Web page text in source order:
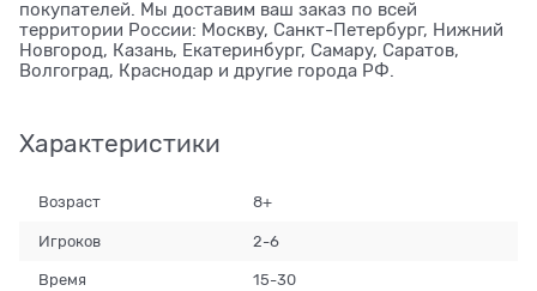
покупателей. Мы доставим ваш заказ по всей
территории России: Москву, Санкт-Петербург, Нижний
Новгород, Казань, Екатеринбург, Самару, Саратов,
Волгоград, Краснодар и другие города РФ.
Характеристики
Возраст 8+
Игроков 2-6
Время 15-30